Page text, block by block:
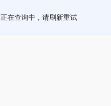
正在查询中，请刷新重试